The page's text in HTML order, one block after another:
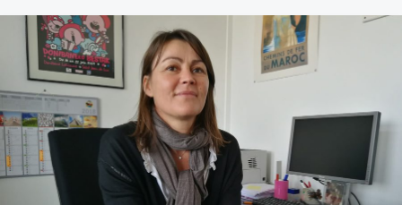
EUTHANASIE :
« IL
N’Y
A
PLUS
QU’UN
PAS
À
FRANCHIR »